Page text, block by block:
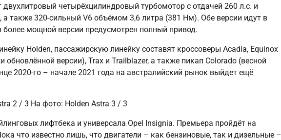
четырёхцилиндровый турбомотор с отдачей 260 л.с. и
320-сильный V6 объёмом 3,6 литра (381 Нм). Обе версии идут в
мощной версии предусмотрен полный привод.
Holden, пассажирскую линейку составят кроссоверы Acadia, Equinox
обновлённой версии), Trax и Trailblazer, а также пикап Colorado (весной
2020-го – начале 2021 года на австралийский рынок выйдет ещё
2 / 3 На фото: Holden Astra 3 / 3
лифтбека и универсала Opel Insignia. Премьера пройдёт на
что известно лишь, что двигатели – как бензиновые, так и дизельные –